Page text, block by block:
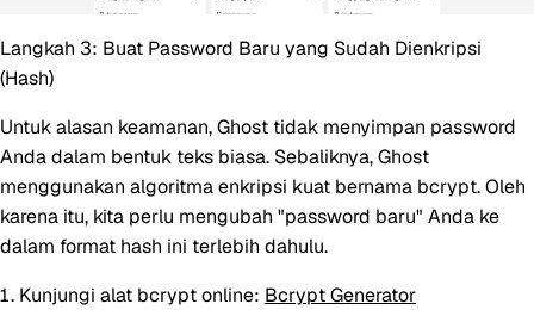
Langkah 3: Buat Password Baru yang Sudah Dienkripsi
(Hash)
Untuk alasan keamanan, Ghost tidak menyimpan password
Anda dalam bentuk teks biasa. Sebaliknya, Ghost
menggunakan algoritma enkripsi kuat bernama bcrypt. Oleh
karena itu, kita perlu mengubah "password baru" Anda ke
dalam format hash ini terlebih dahulu.
Kunjungi alat bcrypt online: Bcrypt Generator